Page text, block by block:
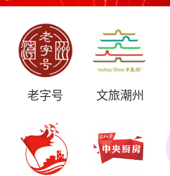
老字号 文旅潮州